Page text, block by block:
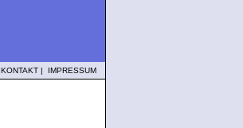
KONTAKT | IMPRESSUM